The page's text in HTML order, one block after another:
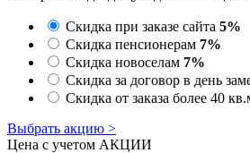
Скидка при заказе сайта 5%
Скидка пенсионерам 7%
Скидка новоселам 7%
Скидка за договор в день
Скидка от заказа более 40
Выбрать акцию >
Цена с учетом АКЦИИ